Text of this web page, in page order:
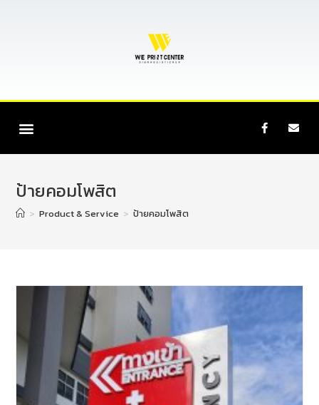
ป้ายคอมโพสิต
> Product & Service > ป้ายคอมโพสิต